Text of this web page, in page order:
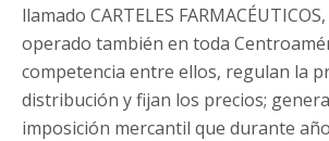
llamado CARTELES
operado también en toda
competencia entre ellos, regulan la
distribución y fijan los precios;
imposición mercantil que durante